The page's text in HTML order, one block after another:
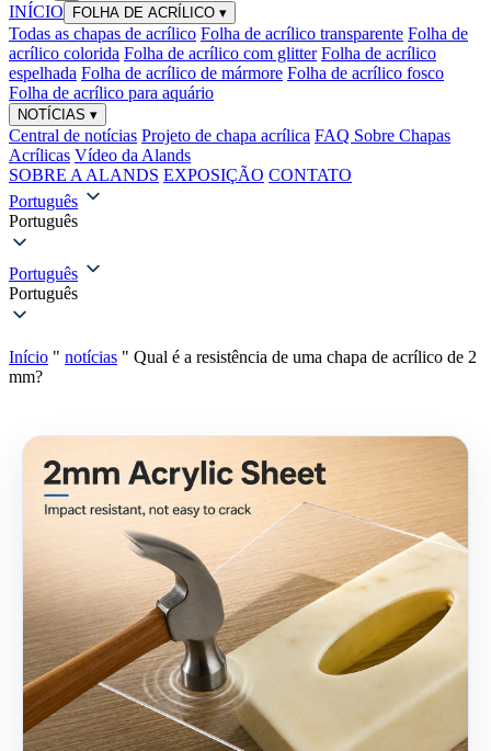
INÍCIO FOLHA DE ACRÍLICO ▾
Todas as chapas de acrílico Folha de acrílico transparente Folha de
acrílico colorida Folha de acrílico com glitter Folha de acrílico
espelhada Folha de acrílico de mármore Folha de acrílico fosco
Folha de acrílico para aquário
NOTÍCIAS ▾
Central de notícias Projeto de chapa acrílica FAQ Sobre Chapas
Acrílicas Vídeo da Alands
SOBRE A ALANDS EXPOSIÇÃO CONTATO
Português
Português
Português
Português
Início " notícias " Qual é a resistência de uma chapa de acrílico de 2
mm?